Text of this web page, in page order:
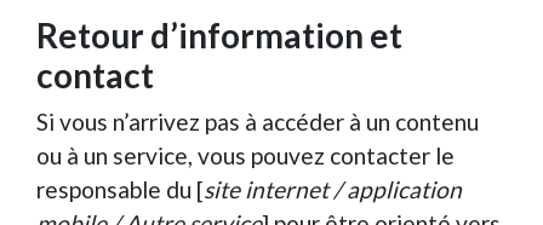
Retour d’information et
contact
Si vous n’arrivez pas à accéder à un contenu
ou à un service, vous pouvez contacter le
responsable du [site internet / application